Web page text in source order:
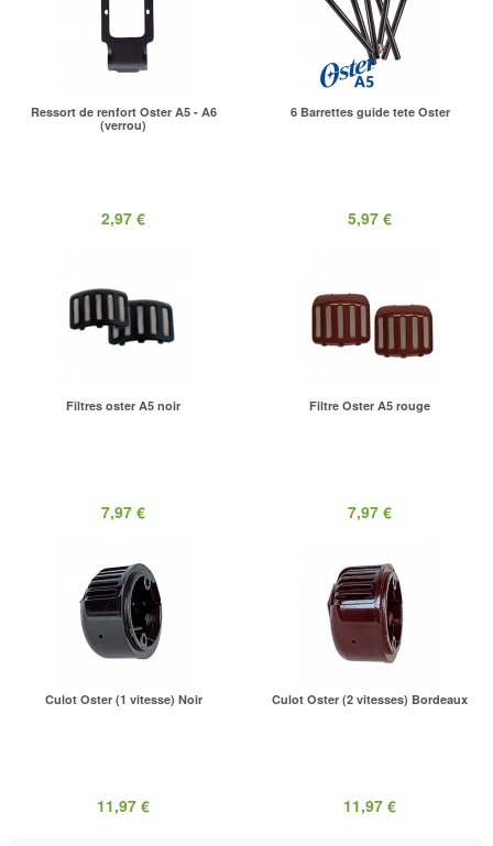
Ressort de renfort Oster A5 - A6
(verrou)
2,97 €
6 Barrettes guide tete Oster
5,97 €
Filtres oster A5 noir
7,97 €
Filtre Oster A5 rouge
7,97 €
Culot Oster (1 vitesse) Noir
11,97 €
Culot Oster (2 vitesses) Bordeaux
11,97 €